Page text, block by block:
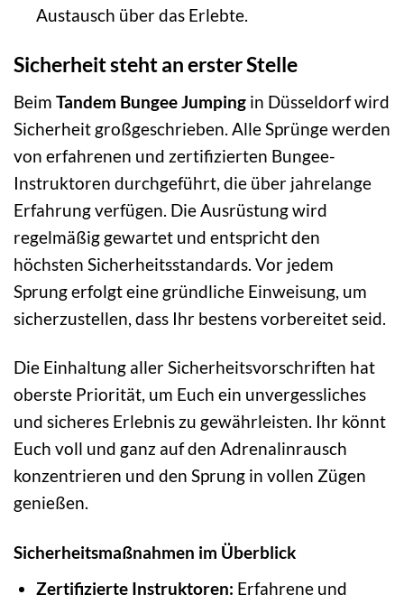
Austausch über das Erlebte.
Sicherheit steht an erster Stelle
Beim Tandem Bungee Jumping in Düsseldorf wird
Sicherheit großgeschrieben. Alle Sprünge werden
von erfahrenen und zertifizierten Bungee-
Instruktoren durchgeführt, die über jahrelange
Erfahrung verfügen. Die Ausrüstung wird
regelmäßig gewartet und entspricht den
höchsten Sicherheitsstandards. Vor jedem
Sprung erfolgt eine gründliche Einweisung, um
sicherzustellen, dass Ihr bestens vorbereitet seid.
Die Einhaltung aller Sicherheitsvorschriften hat
oberste Priorität, um Euch ein unvergessliches
und sicheres Erlebnis zu gewährleisten. Ihr könnt
Euch voll und ganz auf den Adrenalinrausch
konzentrieren und den Sprung in vollen Zügen
genießen.
Sicherheitsmaßnahmen im Überblick
Zertifizierte Instruktoren: Erfahrene und